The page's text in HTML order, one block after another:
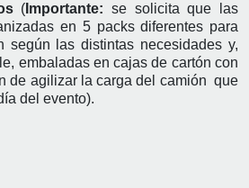
( Importante: se solicita que las
en 5 packs diferentes para
según las distintas necesidades y,
embaladas en cajas de cartón con
de agilizar la carga del camión que
del evento).